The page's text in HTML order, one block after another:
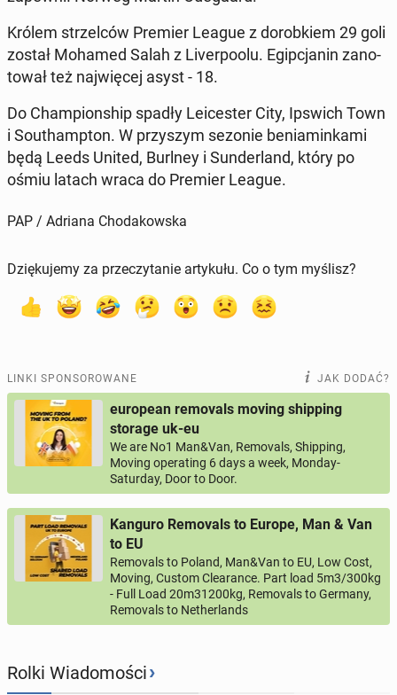
Królem strzel­ców Premier League z do­rob­kiem 29 goli
został Mohamed Salah z Li­ver­po­olu. Egip­cja­nin za­no­
to­wał też naj­wię­cej asyst - 18.
Do Cham­pion­ship spadły Le­ice­ster City, Ipswich Town
i So­uthamp­ton. W przy­szym sezonie be­nia­min­ka­mi
będą Leeds United, Burlney i Sun­der­land, który po
ośmiu latach wraca do Premier League.
PAP / Adriana Chodakowska
Dziękujemy za przeczytanie artykułu. Co o tym myślisz?
LINKI SPONSOROWANE JAK DODAĆ?
european removals moving shipping
storage uk-eu
We are No1 Man&Van, Removals, Shipping,
Moving operating 6 days a week, Monday-
Saturday, Door to Door.
Kanguro Removals to Europe, Man & Van
to EU
Removals to Poland, Man&Van to EU, Low Cost,
Moving, Custom Clearance. Part load 5m3/300kg
- Full Load 20m31200kg, Removals to Germany,
Removals to Netherlands
Rolki Wiadomości›